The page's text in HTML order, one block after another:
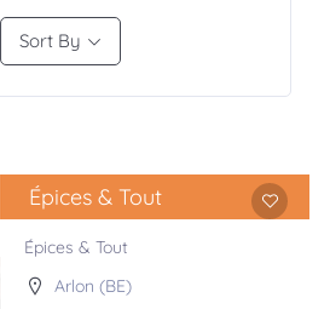
Sort By
Épices & Tout
Épices & Tout
Arlon (BE)